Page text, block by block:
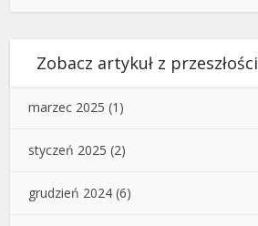
Zobacz artykuł z przeszłości
marzec 2025 (1)
styczeń 2025 (2)
grudzień 2024 (6)